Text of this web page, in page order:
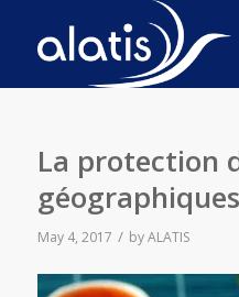
La protection
May 4, 2017 / byALATIS